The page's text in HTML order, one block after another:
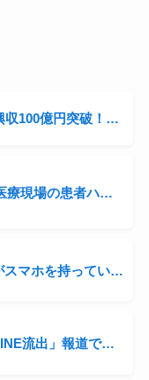
劇場版「名探偵コナン」興収100億円突破！シリーズ3年連続の快挙と青山剛昌の収入事情に迫る
【ペイハラとは？】医療現場の患者ハラスメントが話題に
【小学生】友達の大半がスマホを持っている。自分の子にも持たせるべき？
【文春報道に異変】「LINE流出」報道で炎上 週刊文春は今後どうなる？